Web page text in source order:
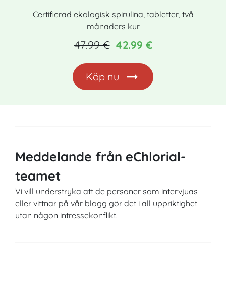
Certifierad ekologisk spirulina, tabletter, två
månaders kur
47.99 € 42.99 €
Köp nu
Meddelande från eChlorial-
teamet
Vi vill understryka att de personer som intervjuas
eller vittnar på vår blogg gör det i all uppriktighet
utan någon intressekonflikt.